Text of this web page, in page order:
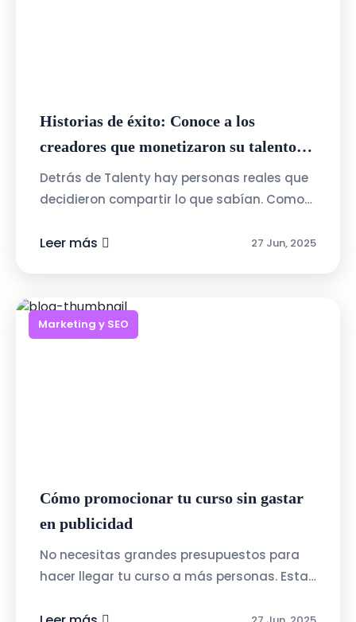
Historias de éxito: Conoce a los
creadores que monetizaron su talento
con Talenty
Detrás de Talenty hay personas reales que
decidieron compartir lo que sabían. Como
pasó de tenerlo como hobby a una ...
Leer más 27 Jun, 2025
Marketing y SEO
Cómo promocionar tu curso sin gastar
en publicidad
No necesitas grandes presupuestos para
hacer llegar tu curso a más personas. Estas